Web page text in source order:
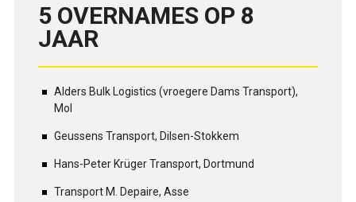
5 OVERNAMES OP 8
JAAR
Alders Bulk Logistics (vroegere Dams Transport),
Mol
Geussens Transport, Dilsen-Stokkem
Hans-Peter Krüger Transport, Dortmund
Transport M. Depaire, Asse